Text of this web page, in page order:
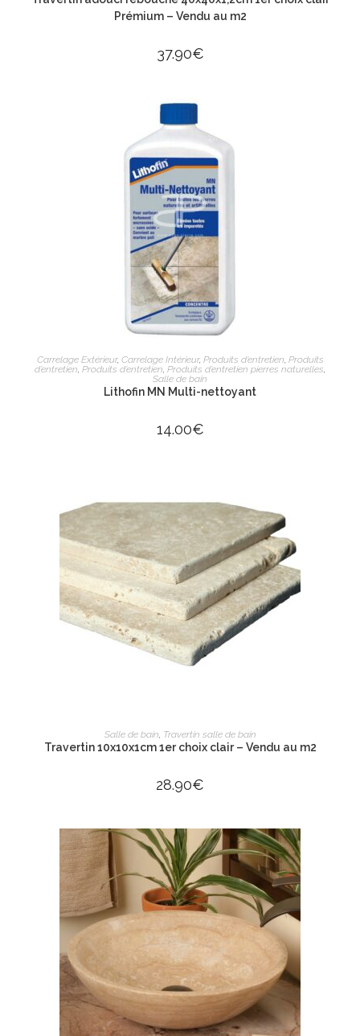
Prémium – Vendu au m2
37.90€
AJOUTER AU PANIER
Carrelage Extérieur, Carrelage Intérieur, Produits d’entretien Produits
d’entretien Produits d’entretien Produits d’entretien pierres naturelles
Salle de bain
Lithofin MN Multi-nettoyant
14.00€
AJOUTER AU PANIER
Salle de bain, Travertin salle de bain
Travertin 10x10x1cm 1er choix clair – Vendu au m2
28.90€